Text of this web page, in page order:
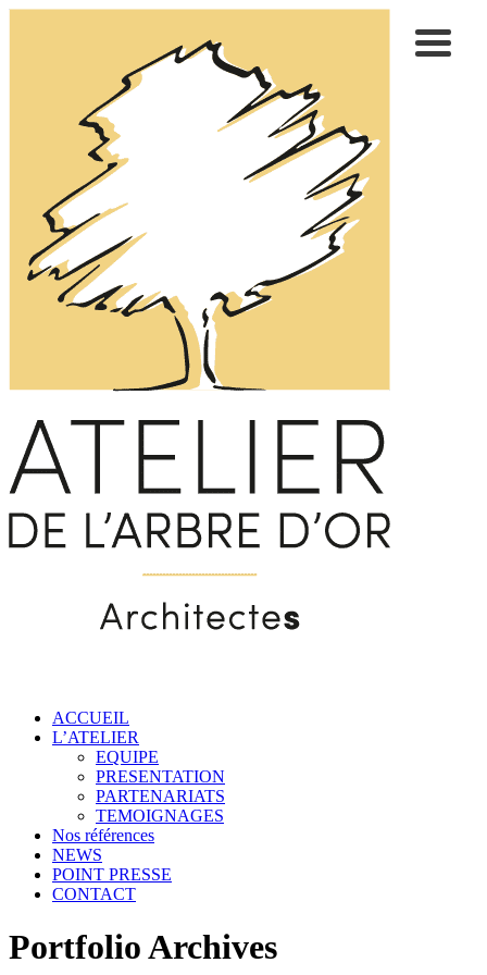
ACCUEIL
L’ATELIER
EQUIPE
PRESENTATION
PARTENARIATS
TEMOIGNAGES
Nos références
NEWS
POINT PRESSE
CONTACT
Portfolio Archives